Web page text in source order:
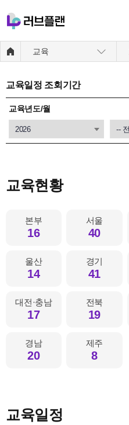
교육
교육일정 조회기간
교육년도/월
교육현황
본부
16
서울
40
울산
14
경기
41
대전·충남
17
전북
19
경남
20
제주
8
교육일정